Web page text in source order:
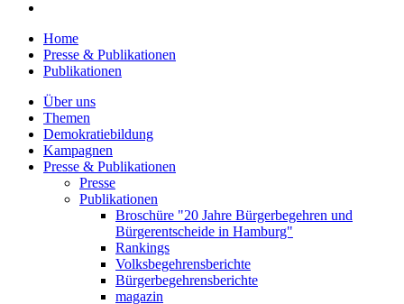
Home
Presse & Publikationen
Publikationen
Über uns
Themen
Demokratiebildung
Kampagnen
Presse & Publikationen
Presse
Publikationen
Broschüre "20 Jahre Bürgerbegehren und
Bürgerentscheide in Hamburg"
Rankings
Volksbegehrensberichte
Bürgerbegehrensberichte
magazin